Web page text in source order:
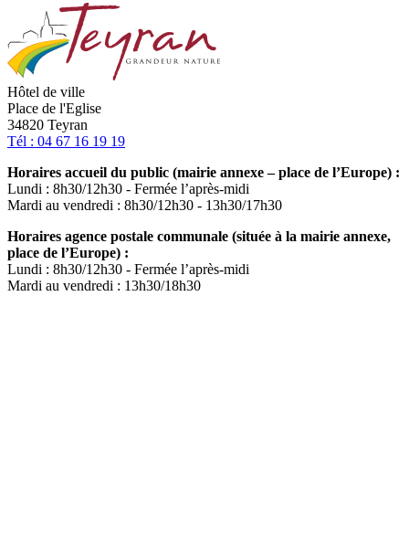
haut
du
site
Hôtel de ville
Place de l'Eglise
34820 Teyran
Tél : 04 67 16 19 19
Horaires accueil du public (mairie annexe – place de l’Europe) :
Lundi : 8h30/12h30 - Fermée l’après-midi
Mardi au vendredi : 8h30/12h30 - 13h30/17h30
Horaires agence postale communale (située à la mairie annexe,
place de l’Europe) :
Lundi : 8h30/12h30 - Fermée l’après-midi
Mardi au vendredi : 13h30/18h30